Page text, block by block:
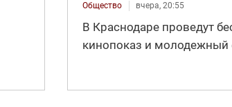
Общество вчера, 20:55
В Краснодаре проведут
кинопоказ и молодежный